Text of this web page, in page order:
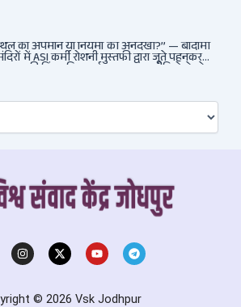
का अपमान या नियमों की अनदेखी?” — बादामी
में ASI कर्मी रोशनी मुस्तफी द्वारा जूते पहनकर
भड़की हिंदू महिला पर्यटक: वायरल वीडियो से उठे
I
n
s
a
g
X
-
t
i
t
Y
o
u
u
b
T
e
l
r
© 2026 Vsk Jodhpur